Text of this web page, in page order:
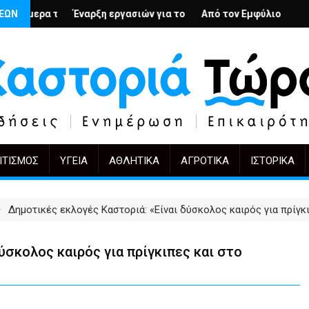
– Ο Άρμιν Βέγκνερ απέναντι στη λήθη
εργασιών για το Κέντρο Ημέρας Ολικής Φροντίδας στην
Από τον Εμφύλιο στην Πόλωση: το ίδιο
KIFF 51: Η
ΥΓΕΊΑ ΑΘΛΗΤΙΚΆ ΑΓΡΟΤΙΚΆ ΙΣΤΟΡΙΚΆ
Δημοτικές εκλογές Καστοριά: «Είναι δύσκολος καιρός για
καιρός για πρίγκιπες και στο